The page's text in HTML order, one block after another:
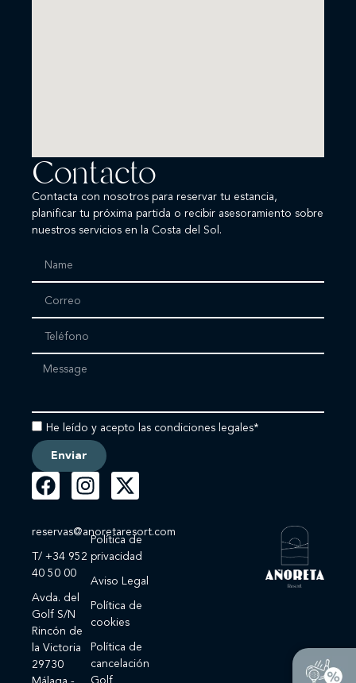
Contacto
Contacta con nosotros para reservar tu estancia,
planificar tu próxima partida o recibir asesoramiento sobre
nuestros servicios en la Costa del Sol.
He leído y acepto las condiciones legales*
Enviar
reservas@anoretaresort.com
T/ +34 952
40 50 00
Avda. del
Golf S/N
Rincón de
la Victoria
29730
Política de
privacidad
Aviso Legal
Política de
cookies
Política de
cancelación
Golf